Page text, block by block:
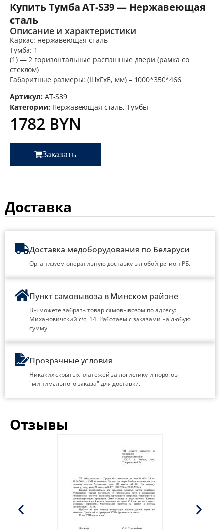
Купить Тумба AT-S39 — Нержавеющая
сталь
Описание и характеристики
Каркас: нержавеющая сталь
Тумба: 1
(1) — 2 горизонтальные распашные двери (рамка со
стеклом)
Габаритные размеры: (ШхГхВ, мм) – 1000*350*466
Артикул: AT-S39
Категории: Нержавеющая сталь, Тумбы
1782 BYN
Заказать
Доставка
Доставка медоборудования по Беларуси
Организуем оперативную доставку в любой регион РБ.
Пункт самовывоза в Минском районе
Вы можете забрать товар самовывозом по адресу:
Михановичский с/с, 14. Работаем с заказами на любую
сумму.
Прозрачные условия
Никаких скрытых платежей за логистику и порогов
"минимального заказа" для доставки.
Отзывы